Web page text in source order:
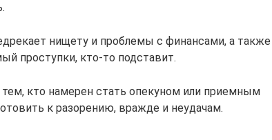
нищету и проблемы с финансами, а также
проступки, кто-то подставит.
кто намерен стать опекуном или приемным
к разорению, вражде и неудачам.